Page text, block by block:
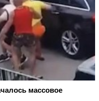
массовое